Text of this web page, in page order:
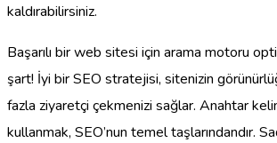
kaldırabilirsiniz.
Başarılı bir web sitesi için arama motoru
şart! İyi bir SEO stratejisi, sitenizin
fazla ziyaretçi çekmenizi sağlar. Anahtar
kullanmak, SEO’nun temel taşlarındandır.